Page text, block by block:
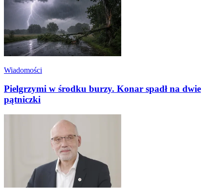
Wiadomości
Pielgrzymi w środku burzy. Konar spadł na dwie
pątniczki